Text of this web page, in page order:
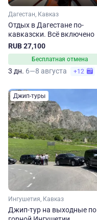
Дагестан, Кавказ
Отдых в Дагестане по-
кавказски. Всё включено
RUB 27,100
Бесплатная отмена
3 дн. 6—8 августа +12
Джип-туры
Ингушетия, Кавказ
Джип-тур на выходные по